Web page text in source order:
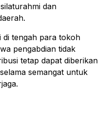
dan
di tengah para tokoh
pengabdian tidak
tetap dapat diberikan
semangat untuk